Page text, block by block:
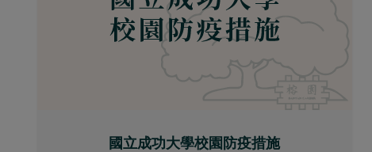
國立成功大學校園防疫措施